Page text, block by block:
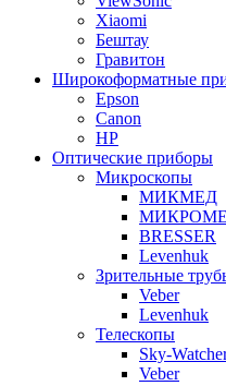
Xiaomi
Бештау
Гравитон
Широкоформатные
Epson
Canon
HP
Оптические приборы
Микроскопы
МИКМЕД
BRESSER
Levenhuk
Зрительные
Veber
Levenhuk
Телескопы
Sky-
Veber